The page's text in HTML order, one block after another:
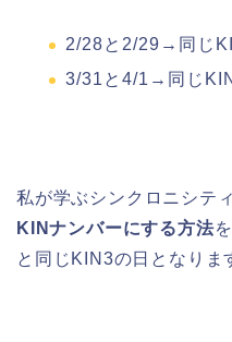
2/28と2/29→同じ
3/31と4/1→同じ
私が学ぶシンクロニシテ
KINナンバーにする方法
と同じKIN3の日となりま